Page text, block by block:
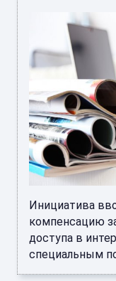
Инициатива
компенсацию
доступа в
специальным